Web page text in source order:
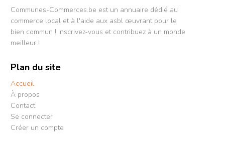
Communes-Commerces.be est un annuaire dédié au
commerce local et à l'aide aux asbl œuvrant pour le
bien commun ! Inscrivez-vous et contribuez à un monde
meilleur !
Plan du site
Accueil
À propos
Contact
Se connecter
Créer un compte